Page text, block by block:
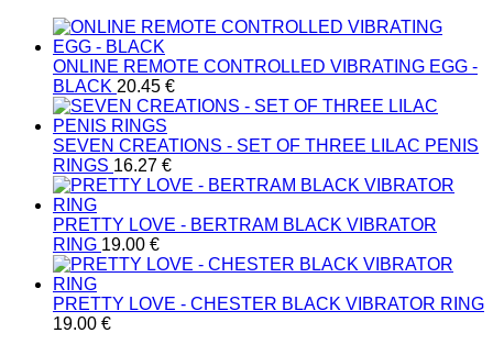
ONLINE REMOTE CONTROLLED VIBRATING EGG -
BLACK 20.45 €
SEVEN CREATIONS - SET OF THREE LILAC PENIS
RINGS 16.27 €
PRETTY LOVE - BERTRAM BLACK VIBRATOR
RING 19.00 €
PRETTY LOVE - CHESTER BLACK VIBRATOR RING
19.00 €